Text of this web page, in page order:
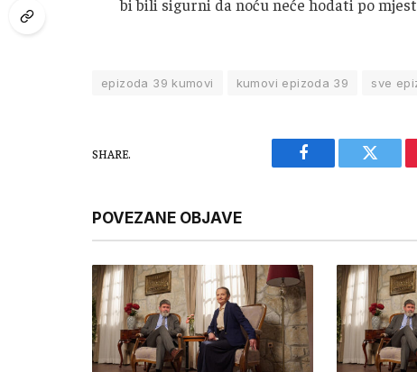
bi bili sigurni da noću neće hodati po
epizoda 39 kumovi kumovi epizoda 39 sve
SHARE.
Facebook Twitter
POVEZANE OBJAVE